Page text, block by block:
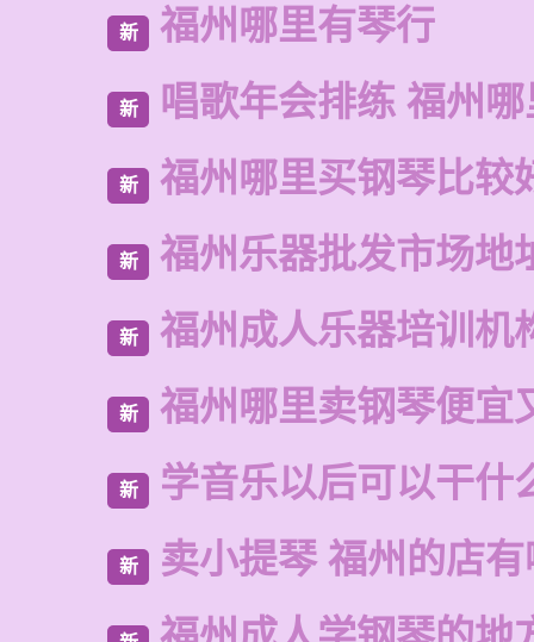
新 福州哪里有琴行
新 唱歌年会排练 福州
新 福州哪里买钢琴比较
新 福州乐器批发市场地
新 福州成人乐器培训机
新 福州哪里卖钢琴便宜
新 学音乐以后可以干什
新 卖小提琴 福州的店